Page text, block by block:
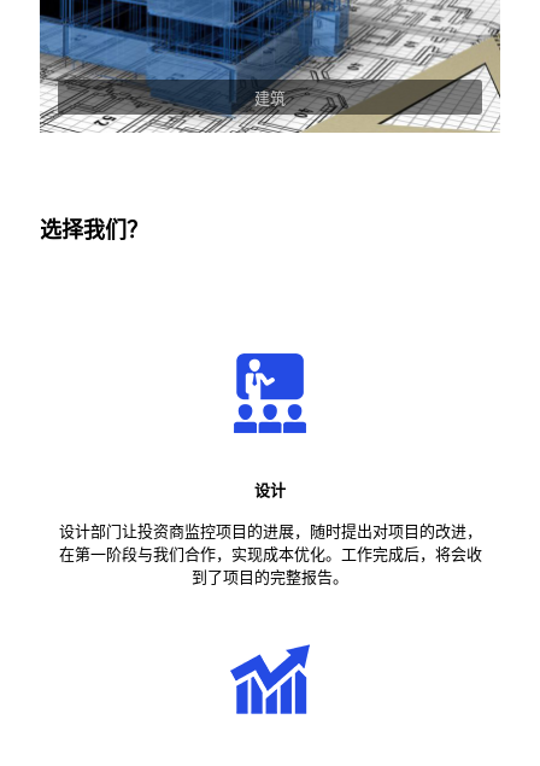
建筑
选择我们？
设计
设计部门让投资商监控项目的进展，随时提出对项目的改进，
在第一阶段与我们合作，实现成本优化。工作完成后，将会收
到了项目的完整报告。